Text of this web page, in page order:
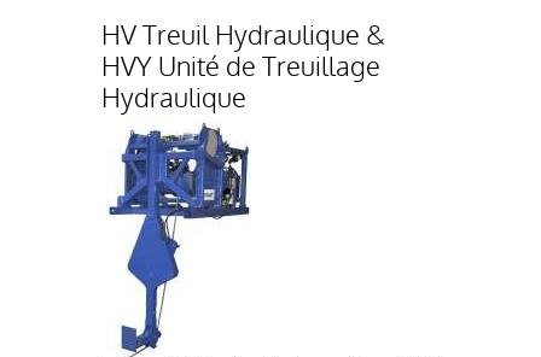
HV Treuil Hydraulique &
HVY Unité de Treuillage
Hydraulique